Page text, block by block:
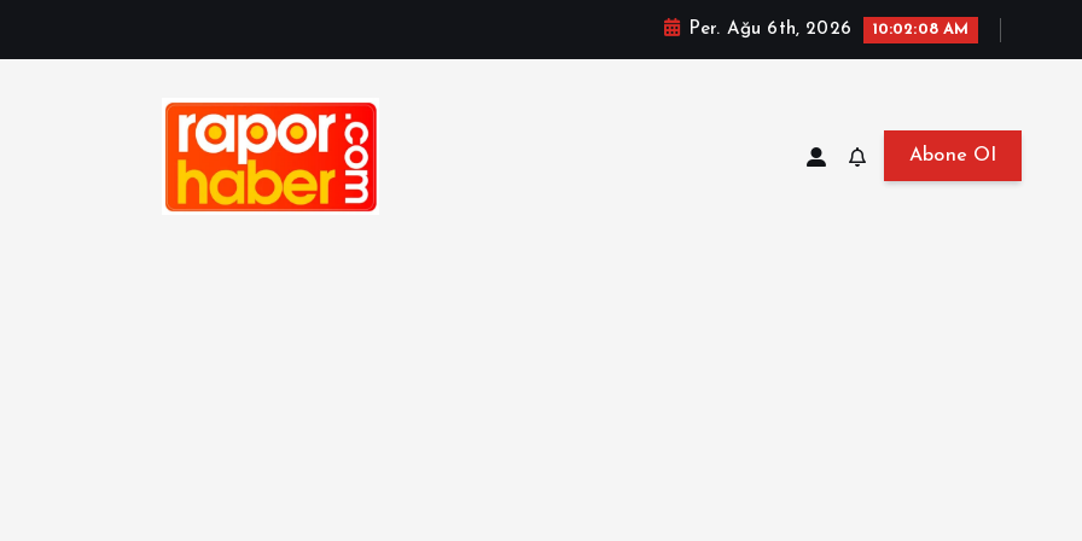
Per. Ağu 6th, 2026 10:02:09 AM
Abone Ol